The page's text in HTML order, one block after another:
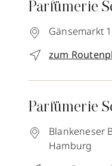
Parfümerie
Gänsemarkt
zum
Parfümerie
Blankeneser
Hamburg